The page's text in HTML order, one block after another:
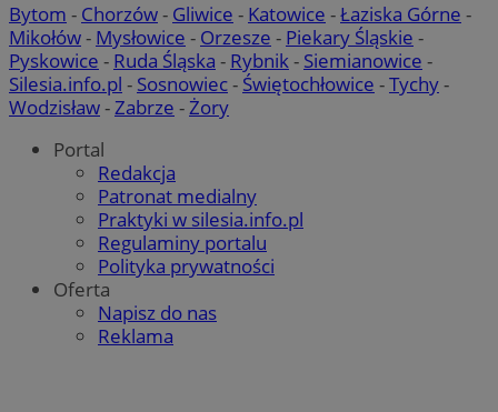
Bytom - Chorzów- Gliwice - Katowice -Łaziska Górne -
Mikołów- Mysłowice - Orzesze - Piekary Śląskie -
Pyskowice - Ruda Śląska - Rybnik- Siemianowice -
Silesia.info.pl - Sosnowiec- Świętochłowice -Tychy-
Wodzisław-Zabrze -Żory
Portal
Redakcja
Patronat medialny
Praktyki w silesia.info.pl
Regulaminy portalu
Polityka prywatności
Oferta
Napisz do nas
Reklama